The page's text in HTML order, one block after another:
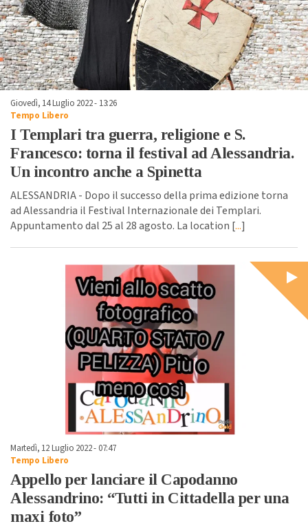
Giovedì, 14 Luglio 2022 - 13:26
Tempo Libero
I Templari tra guerra, religione e S.
Francesco: torna il festival ad Alessandria.
Un incontro anche a Spinetta
ALESSANDRIA - Dopo il successo della prima edizione torna
ad Alessandria il Festival Internazionale dei Templari.
Appuntamento dal 25 al 28 agosto. La location [...]
Martedì, 12 Luglio 2022 - 07:47
Tempo Libero
Appello per lanciare il Capodanno
Alessandrino: “Tutti in Cittadella per una
maxi foto”